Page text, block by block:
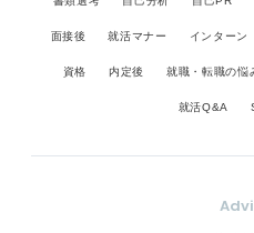
面接後 就活マナー インターン
資格 内定後 就職・転職の悩
就活Q&A